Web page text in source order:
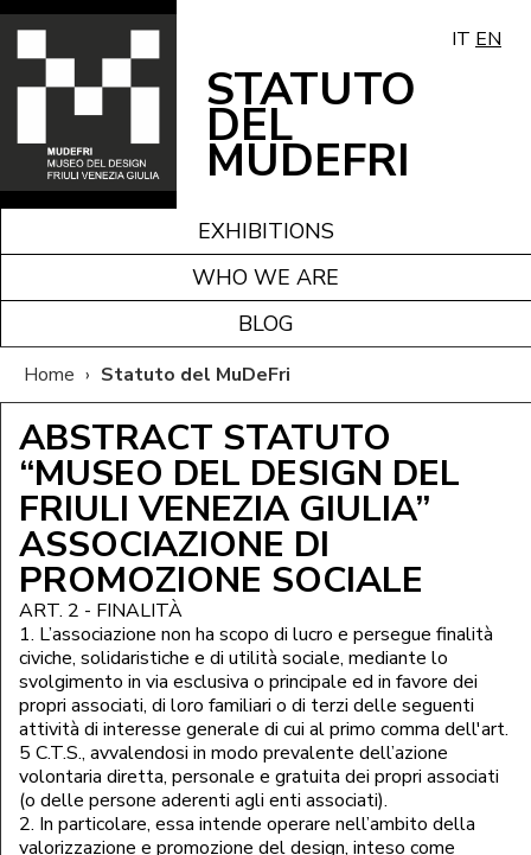
IT EN
STATUTO
DEL
MUDEFRI
EXHIBITIONS
WHO WE ARE
BLOG
Home › Statuto del MuDeFri
ABSTRACT STATUTO
“MUSEO DEL DESIGN DEL
FRIULI VENEZIA GIULIA”
ASSOCIAZIONE DI
PROMOZIONE SOCIALE
ART. 2 - FINALITÀ
1. L’associazione non ha scopo di lucro e persegue finalità
civiche, solidaristiche e di utilità sociale, mediante lo
svolgimento in via esclusiva o principale ed in favore dei
propri associati, di loro familiari o di terzi delle seguenti
attività di interesse generale di cui al primo comma dell'art.
5 C.T.S., avvalendosi in modo prevalente dell’azione
volontaria diretta, personale e gratuita dei propri associati
(o delle persone aderenti agli enti associati).
2. In particolare, essa intende operare nell’ambito della
valorizzazione e promozione del design, inteso come